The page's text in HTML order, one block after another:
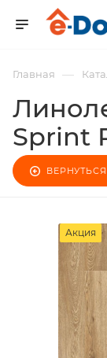
Главная —
Sprint
Акция